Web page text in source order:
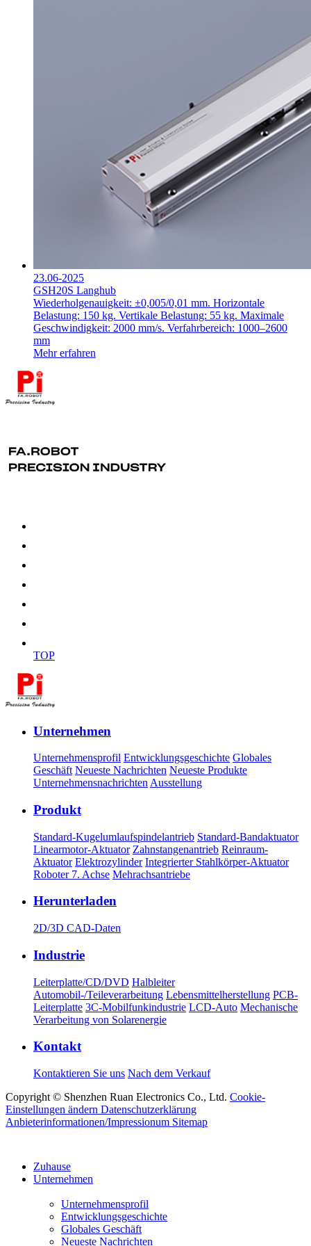
23.06-2025
GSH20S Langhub
Wiederholgenauigkeit: ±0,005/0,01 mm. Horizontale
Belastung: 150 kg. Vertikale Belastung: 55 kg. Maximale
Geschwindigkeit: 2000 mm/s. Verfahrbereich: 1000–2600
mm
Mehr erfahren
TOP
Unternehmen
Unternehmensprofil Entwicklungsgeschichte Globales
Geschäft Neueste Nachrichten Neueste Produkte
Unternehmensnachrichten Ausstellung
Produkt
Standard-Kugelumlaufspindelantrieb Standard-Bandaktuator
Linearmotor-Aktuator Zahnstangenantrieb Reinraum-
Aktuator Elektrozylinder Integrierter Stahlkörper-Aktuator
Roboter 7. Achse Mehrachsantriebe
Herunterladen
2D/3D CAD-Daten
Industrie
Leiterplatte/CD/DVD Halbleiter
Automobil-/Teileverarbeitung Lebensmittelherstellung PCB-
Leiterplatte 3C-Mobilfunkindustrie LCD-Auto Mechanische
Verarbeitung von Solarenergie
Kontakt
Kontaktieren Sie uns Nach dem Verkauf
Copyright © Shenzhen Ruan Electronics Co., Ltd. Cookie-
Einstellungen ändern Datenschutzerklärung
Anbieterinformationen/Impressionum Sitemap
Zuhause
Unternehmen
Unternehmensprofil
Entwicklungsgeschichte
Globales Geschäft
Neueste Nachrichten